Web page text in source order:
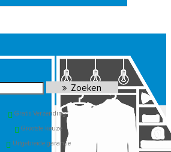
Zoeken
Gratis Verzending*
Grootste keuze
Uitgebreide garantie